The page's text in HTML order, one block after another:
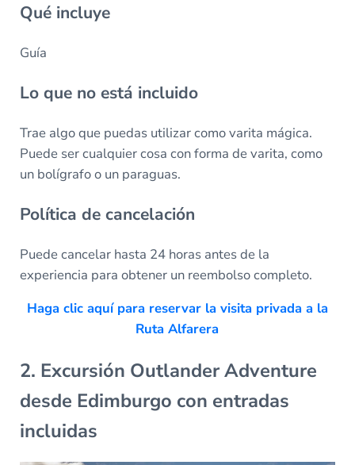
Qué incluye
Guía
Lo que no está incluido
Trae algo que puedas utilizar como varita mágica.
Puede ser cualquier cosa con forma de varita, como
un bolígrafo o un paraguas.
Política de cancelación
Puede cancelar hasta 24 horas antes de la
experiencia para obtener un reembolso completo.
Haga clic aquí para reservar la visita privada a la
Ruta Alfarera
2. Excursión Outlander Adventure
desde Edimburgo con entradas
incluidas